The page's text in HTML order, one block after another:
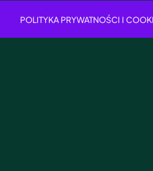
POLITYKA PRYWATNOŚCI I